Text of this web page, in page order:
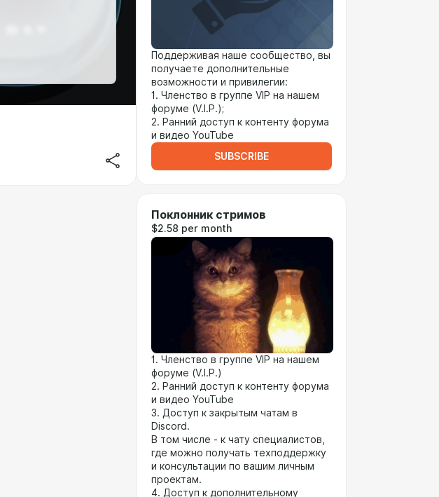
Поддерживая наше сообщество, вы
получаете дополнительные
возможности и привилегии:
1. Членство в группе VIP на нашем
форуме (V.I.P.);
2. Ранний доступ к контенту форума
и видео YouTube
SUBSCRIBE
Поклонник стримов
$2.58 per month
1. Членство в группе VIP на нашем
форуме (V.I.P.)
2. Ранний доступ к контенту форума
и видео YouTube
3. Доступ к закрытым чатам в
Discord.
В том числе - к чату специалистов,
где можно получать техподдержку
и консультации по вашим личным
проектам.
4. Доступ к дополнительному